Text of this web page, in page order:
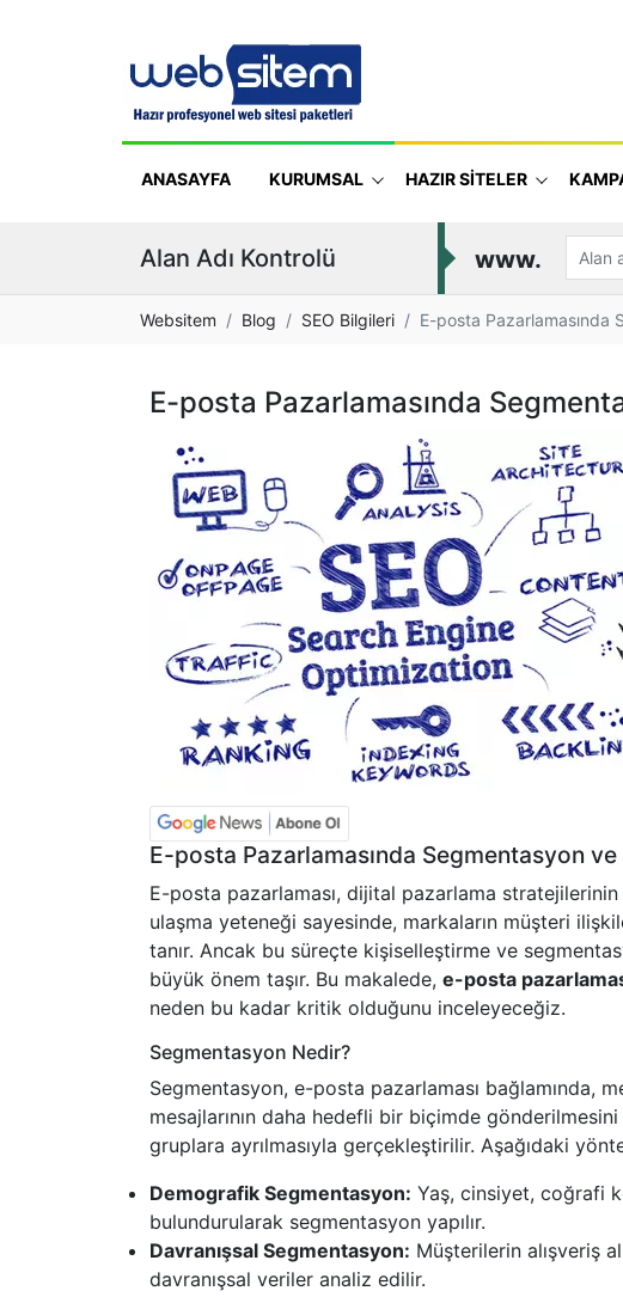
ANASAYFA KURUMSAL HAZIR SİTELER
Alan Adı Kontrolü www.
Websitem Blog SEO Bilgileri E-posta Pazarlamasında
E-posta Pazarlamasında
E-posta Pazarlamasında Segmentasyon
E-posta pazarlaması, dijital pazarlama
ulaşma yeteneği sayesinde, markaların müşteri
tanır. Ancak bu süreçte kişiselleştirme ve
büyük önem taşır. Bu makalede, e-posta
neden bu kadar kritik olduğunu inceleyeceğiz.
Segmentasyon Nedir?
Segmentasyon, e-posta pazarlaması bağlamında,
mesajlarının daha hedefli bir biçimde
gruplara ayrılmasıyla gerçekleştirilir. Aşağıdaki
Demografik Segmentasyon: Yaş, cinsiyet, coğrafi
bulundurularak segmentasyon yapılır.
Davranışsal Segmentasyon: Müşterilerin alışveriş
davranışsal veriler analiz edilir.